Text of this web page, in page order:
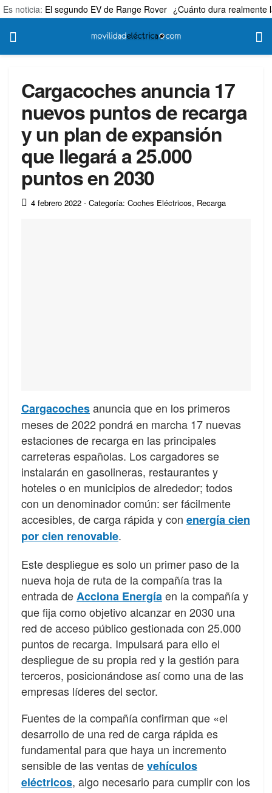
Es noticia: El segundo EV de Range Rover ¿Cuánto dura realmente
Cargacoches anuncia 17
nuevos puntos de recarga
y un plan de expansión
que llegará a 25.000
puntos en 2030
4 febrero 2022 - Categoría: Coches Eléctricos, Recarga
Cargacochesanuncia que en los primeros
meses de 2022 pondrá en marcha 17 nuevas
estaciones de recarga en las principales
carreteras españolas. Los cargadores se
instalarán en gasolineras, restaurantes y
hoteles o en municipios de alrededor; todos
con un denominador común: ser fácilmente
accesibles, de carga rápida y con energía cien
por cien renovable.
Este despliegue es solo un primer paso de la
nueva hoja de ruta de la compañía tras la
entrada deAcciona Energíaen la compañía y
que fija como objetivo alcanzar en 2030 una
red de acceso público gestionada con 25.000
puntos de recarga. Impulsará para ello el
despliegue de su propia red y la gestión para
terceros, posicionándose así como una de las
empresas líderes del sector.
Fuentes de la compañía confirman que «el
desarrollo de una red de carga rápida es
fundamental para que haya un incremento
sensible de las ventas devehículos
eléctricos, algo necesario para cumplir con los